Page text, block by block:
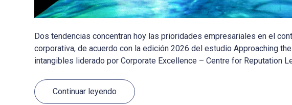
Dos tendencias concentran hoy las prioridades empresariales en el
corporativa, de acuerdo con la edición 2026 del estudio Approaching
intangibles liderado por Corporate Excellence – Centre for Reputation
Continuar leyendo